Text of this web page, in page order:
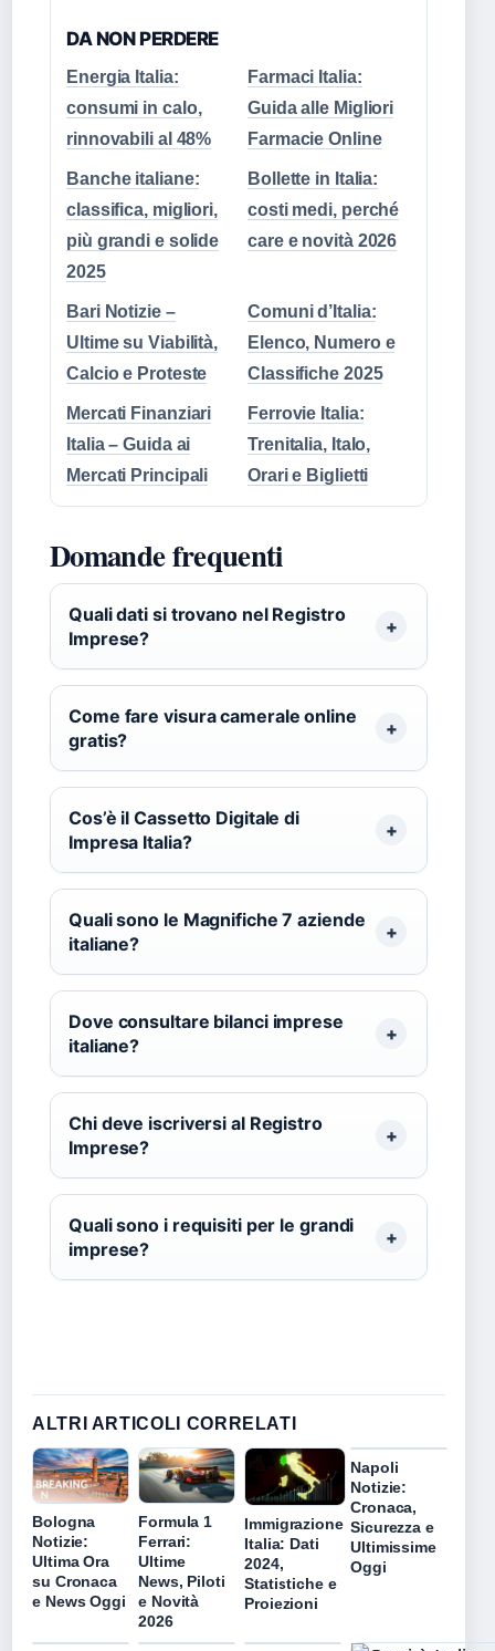
DA NON PERDERE
Energia Italia:
consumi in calo,
rinnovabili al 48%
Farmaci Italia:
Guida alle Migliori
Farmacie Online
Banche italiane:
classifica, migliori,
più grandi e solide
2025
Bollette in Italia:
costi medi, perché
care e novità 2026
Bari Notizie –
Ultime su Viabilità,
Calcio e Proteste
Comuni d’Italia:
Elenco, Numero e
Classifiche 2025
Mercati Finanziari
Italia – Guida ai
Mercati Principali
Ferrovie Italia:
Trenitalia, Italo,
Orari e Biglietti
Domande frequenti
Quali dati si trovano nel Registro
Imprese?
Come fare visura camerale online
gratis?
Cos’è il Cassetto Digitale di
Impresa Italia?
Quali sono le Magnifiche 7 aziende
italiane?
Dove consultare bilanci imprese
italiane?
Chi deve iscriversi al Registro
Imprese?
Quali sono i requisiti per le grandi
imprese?
ALTRI ARTICOLI CORRELATI
Bologna
Notizie:
Ultima Ora
su Cronaca
e News Oggi
Formula 1
Ferrari:
Ultime
News, Piloti
e Novità
2026
Immigrazione
Italia: Dati
2024,
Statistiche e
Proiezioni
Napoli
Notizie:
Cronaca,
Sicurezza e
Ultimissime
Oggi